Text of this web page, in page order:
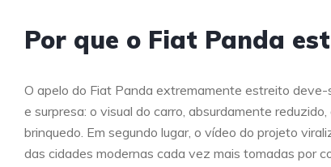
Por que o Fiat Panda
O apelo do Fiat Panda extremamente estreito
e surpresa: o visual do carro, absurdamente
brinquedo. Em segundo lugar, o vídeo do projeto
das cidades modernas cada vez mais tomadas por